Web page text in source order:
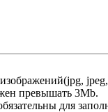
превышать 3Mb.
для